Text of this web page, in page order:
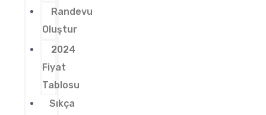
Randevu
Oluştur
2024
Fiyat
Tablosu
Sıkça